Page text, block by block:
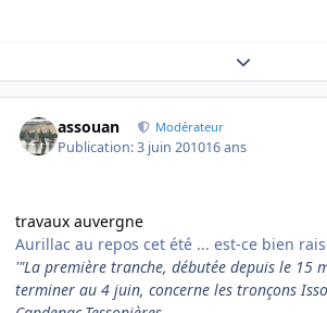
Expand
assouan Modérateur
Publication:3 juin 201016 ans
travaux auvergne
Aurillac au repos cet été ... est-ce bien
'"La première tranche, débutée depuis le 15
terminer au 4 juin, concerne les tronçons